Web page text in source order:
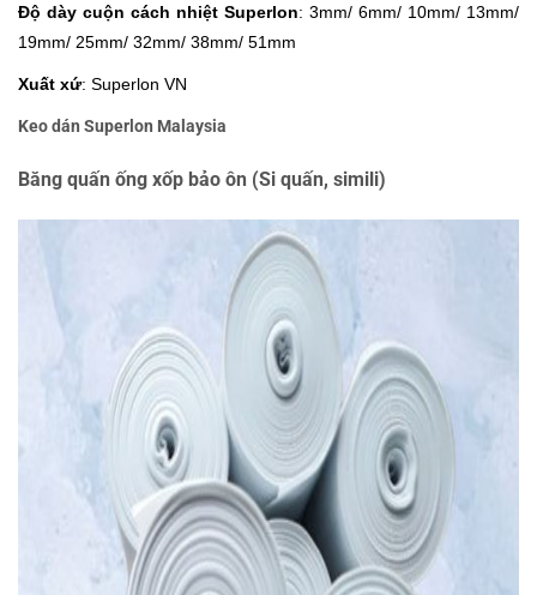
Độ dày cuộn cách nhiệt Superlon: 3mm/ 6mm/ 10mm/ 13mm/
19mm/ 25mm/ 32mm/ 38mm/ 51mm
Xuất xứ: Superlon VN
Keo dán Superlon Malaysia
Băng quấn ống xốp bảo ôn (Si quấn, simili)